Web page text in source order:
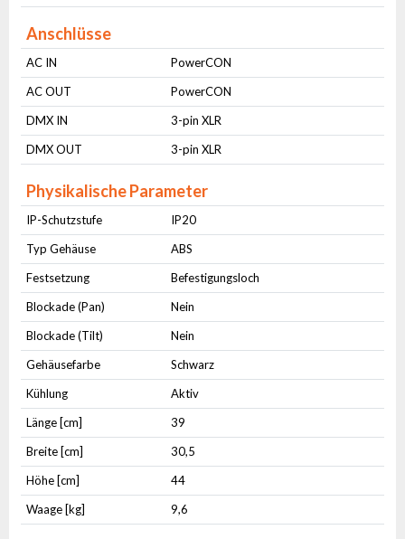
Anschlüsse
AC IN
PowerCON
AC OUT
PowerCON
DMX IN
3-pin XLR
DMX OUT
3-pin XLR
Physikalische Parameter
IP-Schutzstufe
IP20
Typ Gehäuse
ABS
Festsetzung
Befestigungsloch
Blockade (Pan)
Nein
Blockade (Tilt)
Nein
Gehäusefarbe
Schwarz
Kühlung
Aktiv
Länge [cm]
39
Breite [cm]
30,5
Höhe [cm]
44
Waage [kg]
9,6